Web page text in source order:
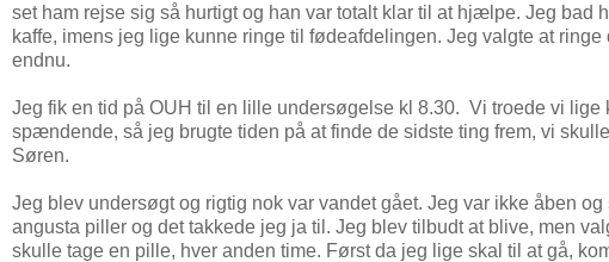
set ham rejse sig så hurtigt og han var totalt klar til at hjælpe. Jeg bad
kaffe, imens jeg lige kunne ringe til fødeafdelingen. Jeg valgte at
endnu.
Jeg fik en tid på OUH til en lille undersøgelse kl 8.30. Vi troede vi
spændende, så jeg brugte tiden på at finde de sidste ting frem, vi
Søren.
Jeg blev undersøgt og rigtig nok var vandet gået. Jeg var ikke åben
angusta piller og det takkede jeg ja til. Jeg blev tilbudt at blive, men
skulle tage en pille, hver anden time. Først da jeg lige skal til at gå,